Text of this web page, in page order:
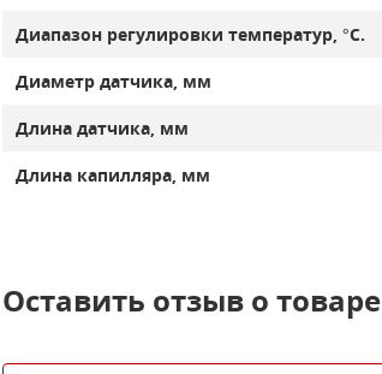
Диапазон регулировки температур, °С.
Диаметр датчика, мм
Длина датчика, мм
Длина капилляра, мм
Оставить отзыв о товаре